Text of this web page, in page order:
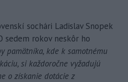
sochári Ladislav Snopek
sedem rokov neskôr ho
pamätníka, kde k samotnému
si každoročne vyžadujú
o získanie dotácie z